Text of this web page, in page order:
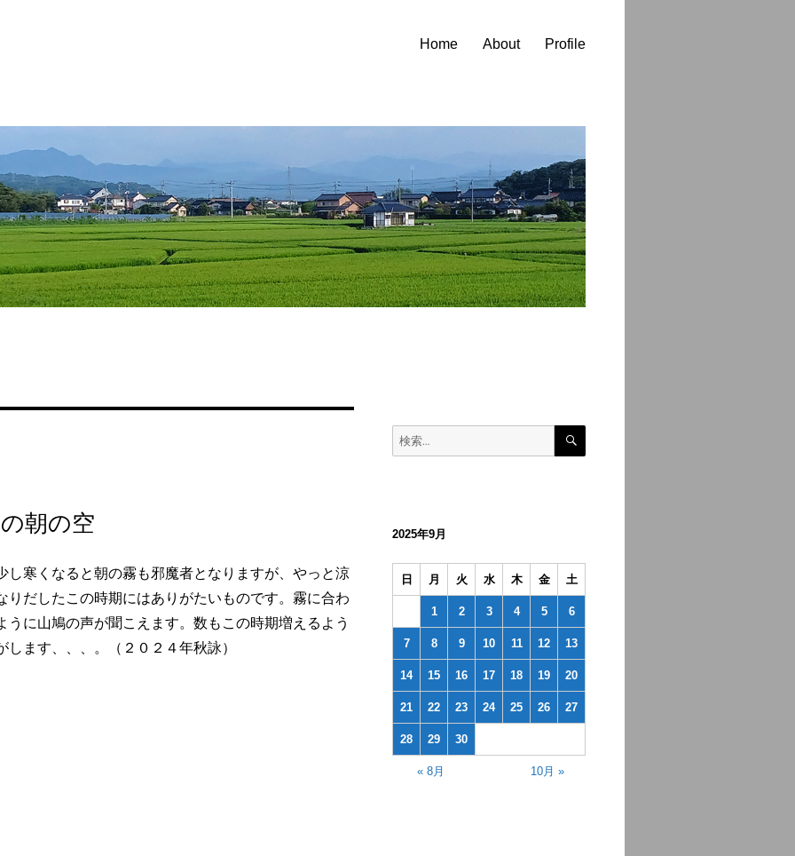
Home About Profile
朝の空
し寒くなると朝の霧も邪魔者となりますが、やっと涼
りだしたこの時期にはありがたいものです。霧に合わ
うに山鳩の声が聞こえます。数もこの時期増えるよう
します、、、。（２０２４年秋詠）
検
検
2025年9月
日 月 火 水 木 金 土
1 2 3 4 5 6
7 8 9 10 11 12 13
14 15 16 17 18 19 20
21 22 23 24 25 26 27
28 29 30
« 8月 10月 »